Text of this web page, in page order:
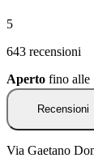
5
643 recensioni
Aperto fino alle
Recensioni
Via Gaetano